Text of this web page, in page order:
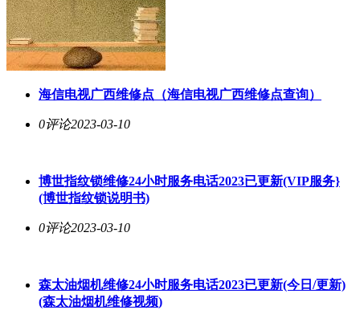
海信电视广西维修点（海信电视广西维修点查询）
0评论2023-03-10
博世指纹锁维修24小时服务电话2023已更新(VIP服务}
(博世指纹锁说明书)
0评论2023-03-10
森太油烟机维修24小时服务电话2023已更新(今日/更新)
(森太油烟机维修视频)